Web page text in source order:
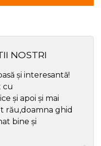
NOSTRI
și interesantă!
cu
și apoi și mai
rău,doamna ghid
bine și